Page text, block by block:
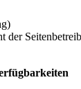
der